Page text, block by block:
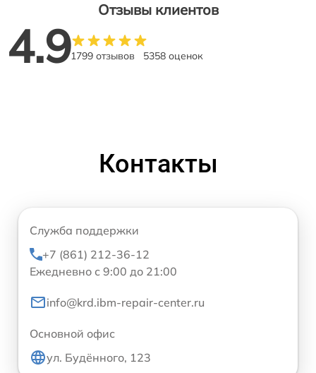
Отзывы клиентов
4.91799 отзывов 5358 оценок
Контакты
Служба поддержки
+7 (861) 212-36-12
Ежедневно с 9:00 до 21:00
info@krd.ibm-repair-center.ru
Основной офис
ул. Будённого, 123